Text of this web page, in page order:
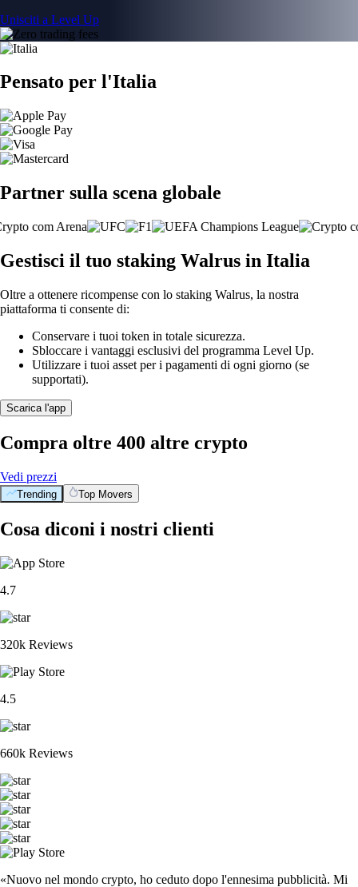
Unisciti a Level Up
Pensato per l'Italia
Partner sulla scena globale
Gestisci il tuo staking Walrus in Italia
Oltre a ottenere ricompense con lo staking Walrus, la nostra
piattaforma ti consente di:
Conservare i tuoi token in totale sicurezza.
Sbloccare i vantaggi esclusivi del programma Level Up.
Utilizzare i tuoi asset per i pagamenti di ogni giorno (se
supportati).
Scarica l'app
Compra oltre 400 altre crypto
Vedi prezzi
Trending Top Movers
Cosa diconi i nostri clienti
4.7
320k Reviews
4.5
660k Reviews
«Nuovo nel mondo crypto, ho ceduto dopo l'ennesima pubblicità. Mi